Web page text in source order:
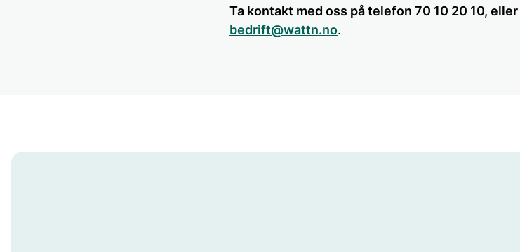
Ta kontakt med oss på telefon 70 10 20 10,
bedrift@wattn.no.